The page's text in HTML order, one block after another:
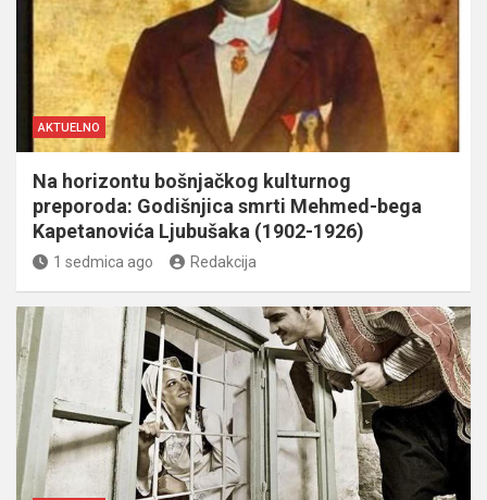
AKTUELNO
Na horizontu bošnjačkog kulturnog
preporoda: Godišnjica smrti Mehmed-bega
Kapetanovića Ljubušaka (1902-1926)
1 sedmica ago Redakcija